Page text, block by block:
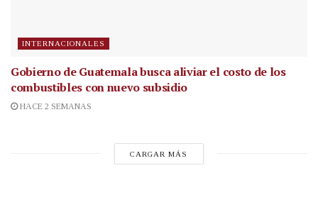
INTERNACIONALES
Gobierno de Guatemala busca aliviar el costo de los
combustibles con nuevo subsidio
HACE 2 SEMANAS
CARGAR MÁS